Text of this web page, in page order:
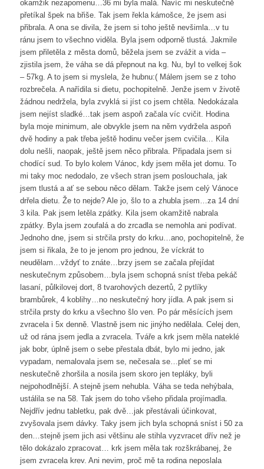
okamžik nezapomenu…36 mi byla malá. Navíc mi neskutečně
přetíkal špek na břiše. Tak jsem řekla kámošce, že jsem asi
přibrala. A ona se divila, že jsem si toho ještě nevšimla…v tu
ránu jsem to všechno viděla. Byla jsem odporně tlustá. Jakmile
jsem přiletěla z města domů, běžela jsem se zvážit a vida –
zjistila jsem, že váha se dá přepnout na kg. Nu, byl to velkej šok
– 57kg. A to jsem si myslela, že hubnu:( Málem jsem se z toho
rozbrečela. A nařídila si dietu, pochopitelně. Jenže jsem v životě
žádnou nedržela, byla zvyklá si jíst co jsem chtěla. Nedokázala
jsem nejíst sladké…tak jsem aspoň začala víc cvičit. Hodina
byla moje minimum, ale obvykle jsem na něm vydržela aspoň
dvě hodiny a pak třeba ještě hodinu večer jsem cvičila… Kila
dolu nešli, naopak, ještě jsem něco přibrala. Připadala jsem si
chodící sud. To bylo kolem Vánoc, kdy jsem měla jet domu. To
mi taky moc nedodalo, ze všech stran jsem poslouchala, jak
jsem tlustá a ať se sebou něco dělam. Takže jsem celý Vánoce
drřela dietu. Že to nejde? Ale jo, šlo to a zhubla jsem…za 14 dní
3 kila. Pak jsem letěla zpátky. Kila jsem okamžitě nabrala
zpátky. Byla jsem zoufalá a do zrcadla se nemohla ani podívat.
Jednoho dne, jsem si strčila prsty do krku…ano, pochopitelně, že
jsem si řikala, že to je jenom pro jednou, že víckrát to
neudělam…vždyť to znáte…brzy jsem se začala přejídat
neskutečnym způsobem…byla jsem schopná sníst třeba pekáč
lasaní, půlkilovej dort, 8 tvarohových dezertů, 2 pytlíky
brambůrek, 4 koblihy…no neskutečný hory jídla. A pak jsem si
strčila prsty do krku a všechno šlo ven. Po pár měsících jsem
zvracela i 5x denně. Vlastně jsem nic jinýho nedělala. Celej den,
už od rána jsem jedla a zvracela. Tváře a krk jsem měla nateklé
jak bobr, úplně jsem o sebe přestala dbát, bylo mi jedno, jak
vypadam, nemalovala jsem se, nečesala se…pleť se mi
neskutečně zhoršila a nosila jsem skoro jen tepláky, byli
nejpohodlnější. A stejně jsem nehubla. Váha se teda nehýbala,
ustálila se na 58. Tak jsem do toho všeho přidala projímadla.
Nejdřív jednu tabletku, pak dvě…jak přestávali účinkovat,
zvyšovala jsem dávky. Taky jsem jich byla schopná sníst i 50 za
den…stejně jsem jich asi většinu ale stihla vyzvracet dřív než je
tělo dokázalo zpracovat… krk jsem měla tak rozškrábanej, že
jsem zvracela krev. Ani nevim, proč mě ta rodina neposlala